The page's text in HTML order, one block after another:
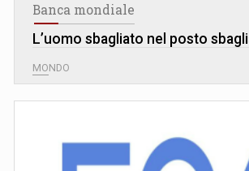
Banca mondiale
L’uomo sbagliato nel posto
MONDO